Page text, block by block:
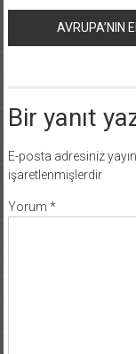
dolaşımı
AVRUPA’NIN
Bir yanıt
E-posta adresiniz
işaretlenmişlerdir
Yorum *